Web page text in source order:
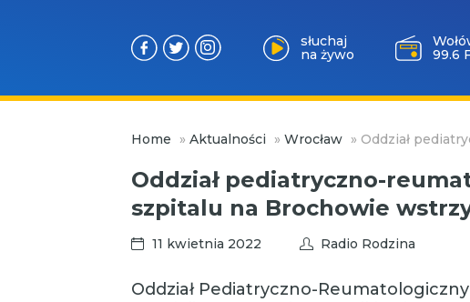
słuchaj
na żywo
99.6
Home » Aktualności » Wrocław » Oddział
Oddział pediatryczno-
szpitalu na Brochowie
11 kwietnia 2022 Radio Rodzina
Oddział Pediatryczno-